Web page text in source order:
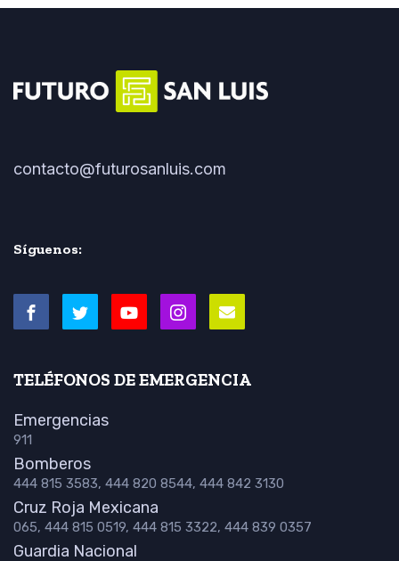
contacto@futurosanluis.com
Síguenos:
TELÉFONOS DE EMERGENCIA
Emergencias
911
Bomberos
444 815 3583, 444 820 8544, 444 842 3130
Cruz Roja Mexicana
065, 444 815 0519, 444 815 3322, 444 839 0357
Guardia Nacional